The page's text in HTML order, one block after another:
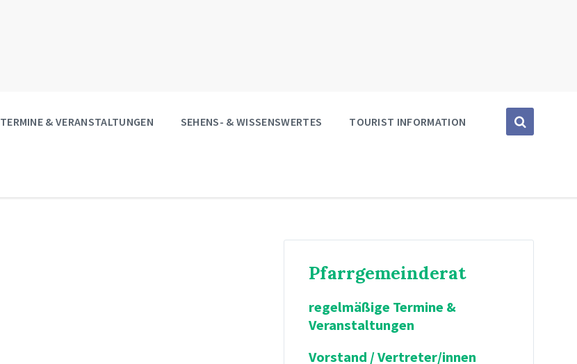
TERMINE & VERANSTALTUNGEN SEHENS- & WISSENSWERTES TOURIST INFORMATION
Pfarrgemeinderat
regelmäßige Termine &
Veranstaltungen
Vorstand / Vertreter/innen